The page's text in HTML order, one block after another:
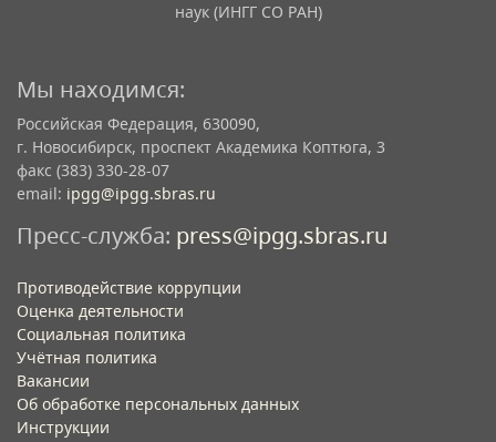
наук (ИНГГ СО РАН)
Мы находимся:
Российская Федерация, 630090,
г. Новосибирск, проспект Академика Коптюга, 3
факс (383) 330-28-07
email: ipgg@ipgg.sbras.ru
Пресс-служба: press@ipgg.sbras.ru
Противодействие коррупции
Оценка деятельности
Социальная политика
Учётная политика​
Вакансии​
Об обработке персональных данных​
Инструкции​